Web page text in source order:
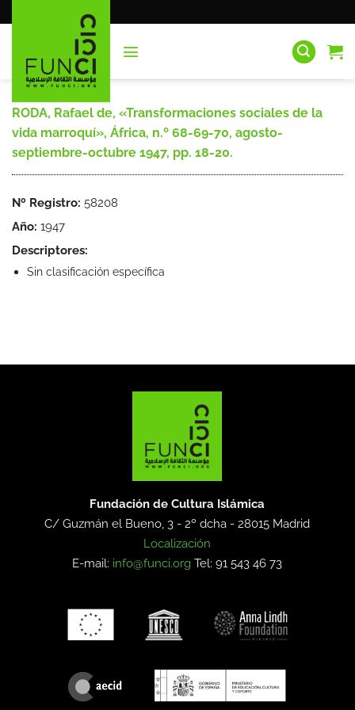
al
RODA, Rafael de, «Transformaciones sociales de la
vida marroquí», África, n.º 68-69-70, agosto-
septiembre-octubre 1947, pp. 18-20.
Nº Registro: 58208
Año: 1947
Descriptores:
Sin clasificación específica
Fundación de Cultura Islámica
C/ Guzmán el Bueno, 3 - 2º dcha -28015 Madrid
Localización
E-mail: info@funci.org Tel: 91 543 46 73